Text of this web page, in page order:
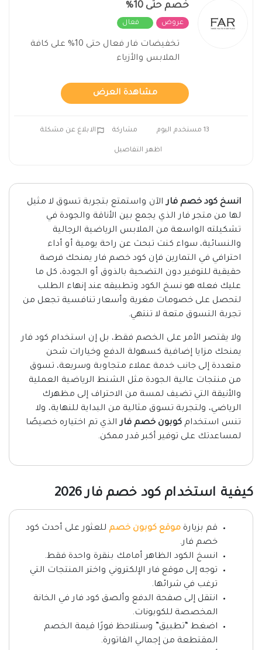
خصم حتى 10%
عروض فعال
تخفيضات فار فعال حتى 10% على كافة
الملابس والأزياء
مشاهدة العرض
13 مستخدم اليوم مشاركة الابلاغ عن مشكلة
اظهر التفاصيل
انسخ كود خصم فارالآن واستمتع بتجربة تسوق لا مثيل
لها من متجر فار الذي يجمع بين الأناقة والجودة في
تشكيلته الواسعة من الملابس الرياضية الرجالية
والنسائية، سواء كنت تبحث عن راحة يومية أو أداء
احترافي في التمارين فإن كود خصم فار يمنحك فرصة
حقيقية للتوفير دون التضحية بالذوق أو الجودة، كل ما
عليك فعله هو نسخ الكود وتطبيقه عند إنهاء الطلب
لتحصل على خصومات مغرية وأسعار تنافسية تجعل من
تجربة التسوق متعة لا تنتهي.
ولا يقتصر الأمر على الخصم فقط، بل إن استخدام كود فار
يمنحك مزايا إضافية كسهولة الدفع وخيارات شحن
متعددة إلى جانب خدمة عملاء متجاوبة وسريعة، تسوق
من منتجات عالية الجودة مثل الشنط الرياضية العملية
والأنيقة التي تضيف لمسة من الاحتراف إلى مظهرك
الرياضي، ولتجربة تسوق مثالية من البداية للنهاية، ولا
تنس استخدام كوبون خصم فارالذي تم اختياره خصيصًا
لمساعدتك على توفير أكبر قدر ممكن.
كيفية استخدام كود خصم فار 2026
قم بزيارة موقع كوبون خصم للعثور على أحدث كود
خصم فار.
انسخ الكود الظاهر أمامك بنقرة واحدة فقط.
توجه إلى موقع فار الإلكتروني واختر المنتجات التي
ترغب في شرائها.
انتقل إلى صفحة الدفع وألصق كود فار في الخانة
المخصصة للكوبونات.
اضغط “تطبيق” وستلاحظ فورًا قيمة الخصم
المقتطعة من إجمالي الفاتورة.